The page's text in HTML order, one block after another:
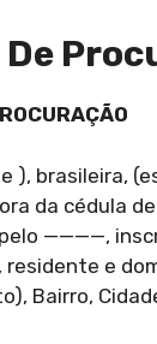
De
), brasileira,
da cédula
————,
e
Bairro,